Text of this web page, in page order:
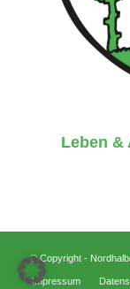
Leben &
© Copyright -
Impressum